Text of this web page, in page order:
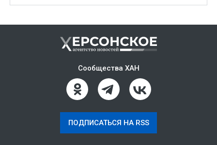
Сообщества ХАН
ПОДПИСАТЬСЯ НА RSS